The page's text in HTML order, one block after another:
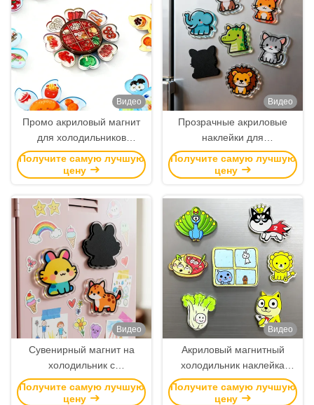
Видео
Промо акриловый магнит
для холодильников
Сувениры для туризма
Магнит для аниме Магнит
Получите самую лучшую
цену
Видео
Прозрачные акриловые
наклейки для
холодильников,
изготовленные по заказу
Получите самую лучшую
цену
Видео
Сувенирный магнит на
холодильник с
индивидуальным
логотипом, акриловые
Получите самую лучшую
цену
Видео
Акриловый магнитный
холодильник наклейка
рекламный акриловый
подвесок холодильник
Получите самую лучшую
цену